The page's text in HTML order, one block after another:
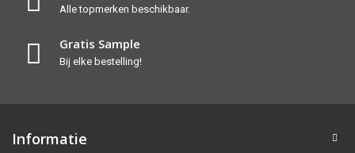
Alle topmerken beschikbaar.
Gratis Sample
Bij elke bestelling!
Informatie